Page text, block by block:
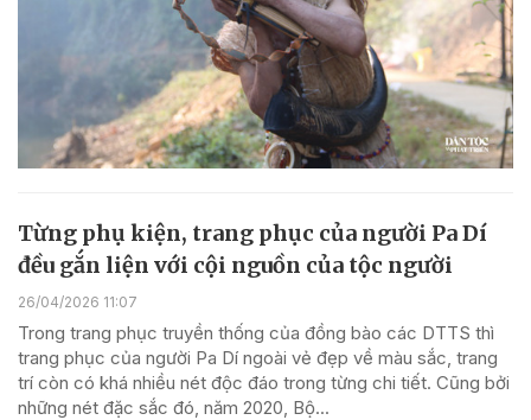
Từng phụ kiện, trang phục của người Pa Dí
đều gắn liện với cội nguồn của tộc người
26/04/2026 11:07
Trong trang phục truyền thống của đồng bào các DTTS thì
trang phục của người Pa Dí ngoài vẻ đẹp về màu sắc, trang
trí còn có khá nhiều nét độc đáo trong từng chi tiết. Cũng bởi
những nét đặc sắc đó, năm 2020, Bộ...